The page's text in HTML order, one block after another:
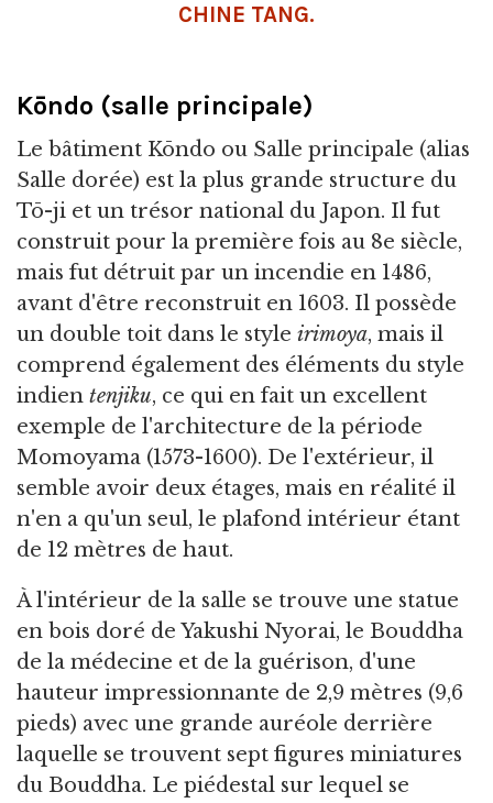
CHINE TANG.
Kōndo (salle principale)
Le bâtiment Kōndo ou Salle principale (alias
Salle dorée) est la plus grande structure du
Tō-ji et un trésor national du Japon. Il fut
construit pour la première fois au 8e siècle,
mais fut détruit par un incendie en 1486,
avant d'être reconstruit en 1603. Il possède
un double toit dans le style irimoya, mais il
comprend également des éléments du style
indien tenjiku, ce qui en fait un excellent
exemple de l'architecture de la période
Momoyama (1573-1600). De l'extérieur, il
semble avoir deux étages, mais en réalité il
n'en a qu'un seul, le plafond intérieur étant
de 12 mètres de haut.
À l'intérieur de la salle se trouve une statue
en bois doré de Yakushi Nyorai, le Bouddha
de la médecine et de la guérison, d'une
hauteur impressionnante de 2,9 mètres (9,6
pieds) avec une grande auréole derrière
laquelle se trouvent sept figures miniatures
du Bouddha. Le piédestal sur lequel se